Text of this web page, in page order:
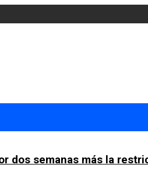
dos semanas más la